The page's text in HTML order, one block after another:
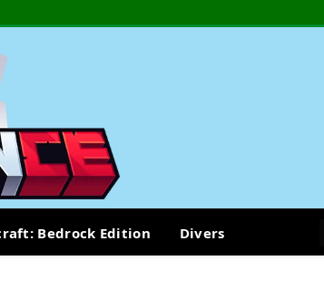
Bedrock Edition Divers